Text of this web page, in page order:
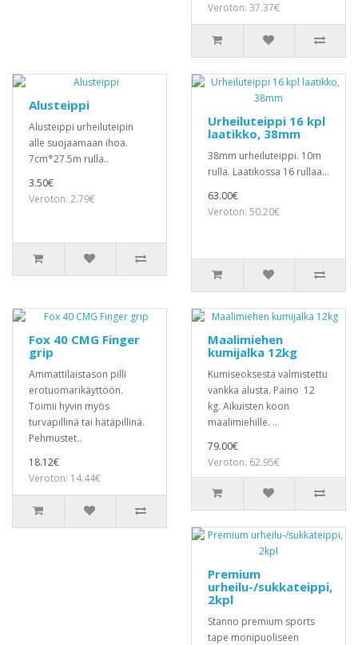
Veroton: 37.37€
Alusteippi
Alusteippi urheiluteipin
alle suojaamaan ihoa.
7cm*27.5m rulla..
3.50€
Veroton: 2.79€
Urheiluteippi 16 kpl
laatikko, 38mm
38mm urheiluteippi. 10m
rulla. Laatikossa 16 rullaa...
63.00€
Veroton: 50.20€
Fox 40 CMG Finger
grip
Ammattilaistason pilli
erotuomarikäyttöön.
Toimii hyvin myös
turvapillinä tai hätäpillinä.
Pehmustet..
18.12€
Veroton: 14.44€
Maalimiehen
kumijalka 12kg
Kumiseoksesta valmistettu
vankka alusta. Paino 12
kg. Aikuisten koon
maalimiehille. ..
79.00€
Veroton: 62.95€
Premium
urheilu-/sukkateippi,
2kpl
Stanno premium sports
tape monipuoliseen